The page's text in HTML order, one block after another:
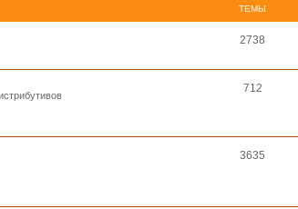
ТЕМЫ
2738
712
3635